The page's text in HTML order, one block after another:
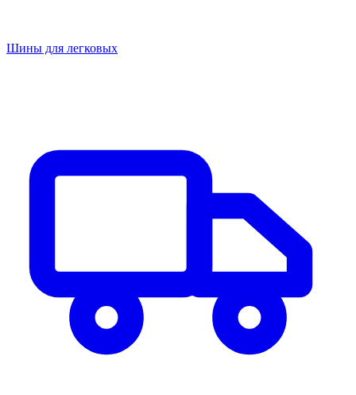
Шины для легковых